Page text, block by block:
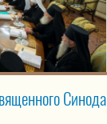
Синода